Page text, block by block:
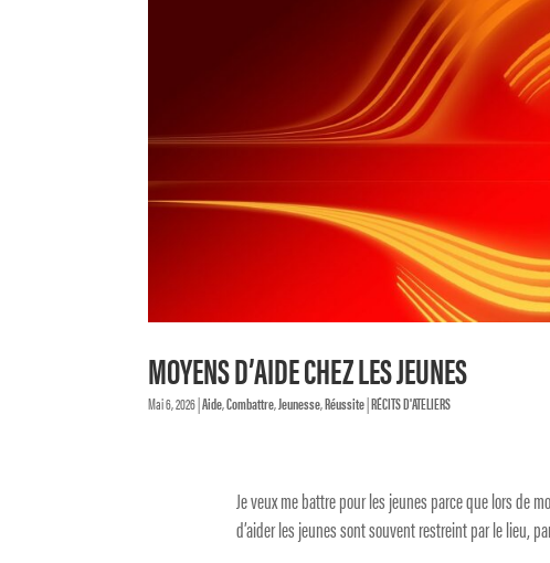
MOYENS D’AIDE CHEZ LES JEUNES
Mai 6, 2026|Aide,Combattre,Jeunesse,Réussite|RÉCITS D'ATELIERS
Je veux me battre pour les jeunes parce que lors de
d’aider les jeunes sont souvent restreint par le lieu,